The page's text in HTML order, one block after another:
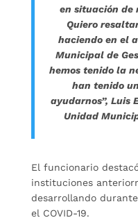
en situación de
Quiero
haciendo en el
Municipal de
hemos tenido la
han tenido
ayudarnos”, Luis
Unidad
El funcionario
instituciones
desarrollando
el COVID-19.